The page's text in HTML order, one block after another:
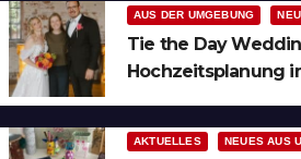
AUS DER UMGEBUNG
Tie the Day
Hochzeitsplanung
AKTUELLES NEUES AUS